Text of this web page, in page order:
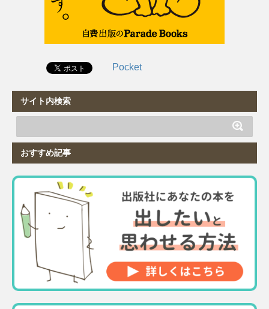
Pocket
サイト内検索
おすすめ記事